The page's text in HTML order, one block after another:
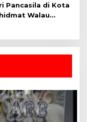
Pancasila di Kota
Walau